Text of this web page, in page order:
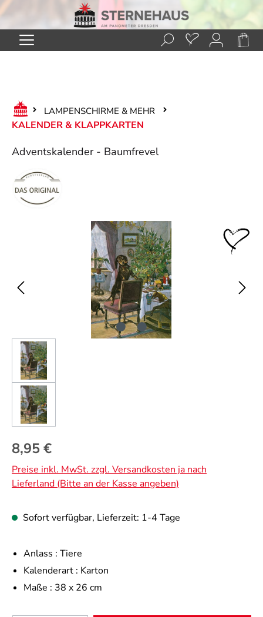
Zum Hauptinhalt springen
LAMPENSCHIRME & MEHR
KALENDER & KLAPPKARTEN
Adventskalender - Baumfrevel
Bildergalerie überspringen
Regulärer Preis:
8,95 €
Preise inkl. MwSt. zzgl. Versandkosten ja nach
Lieferland (Bitte an der Kasse angeben)
Sofort verfügbar, Lieferzeit: 1-4 Tage
Anlass : Tiere
Kalenderart : Karton
Maße : 38 x 26 cm